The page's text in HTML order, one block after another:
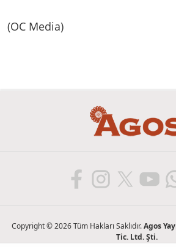
(OC Media)
Copyright © 2026 Tüm Hakları Saklıdır.Agos
Tic. Ltd. Şti.